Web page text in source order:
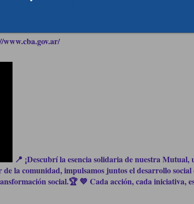
📍 ¡Descubrí la esencia solidaria de nuestra
la comunidad, impulsamos juntos el desarrollo
social.🏆 💙 Cada acción, cada iniciativa,